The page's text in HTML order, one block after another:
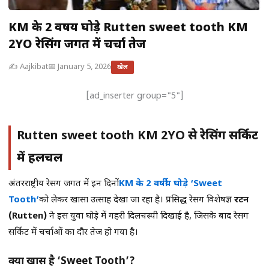
KM के 2 वर्षीय घोड़े Rutten sweet tooth KM
2YO रेसिंग जगत में चर्चा तेज
✍️ Aajkibat📅 January 5, 2026 खेल
[ad_inserter group="5"]
Rutten sweet tooth KM 2YO से रेसिंग सर्किट
में हलचल
अंतरराष्ट्रीय रेसिंग जगत में इन दिनोंKM के 2 वर्षीय घोड़े ‘Sweet
Tooth’को लेकर खासा उत्साह देखा जा रहा है। प्रसिद्ध रेसिंग विशेषज्ञ रटन
(Rutten) ने इस युवा घोड़े में गहरी दिलचस्पी दिखाई है, जिसके बाद रेसिंग
सर्किट में चर्चाओं का दौर तेज हो गया है।
क्यों खास है ‘Sweet Tooth’?